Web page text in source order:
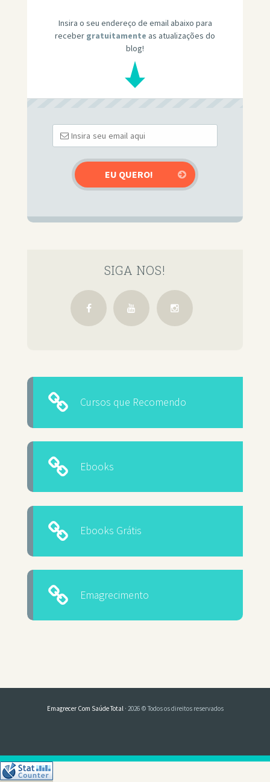
Insira o seu endereço de email abaixo para
receber gratuitamente as atualizações do
blog!
SIGA NOS!
Cursos que Recomendo
Ebooks
Ebooks Grátis
Emagrecimento
Emagrecer Com Saúde Total · 2026 © Todos os direitos reservados